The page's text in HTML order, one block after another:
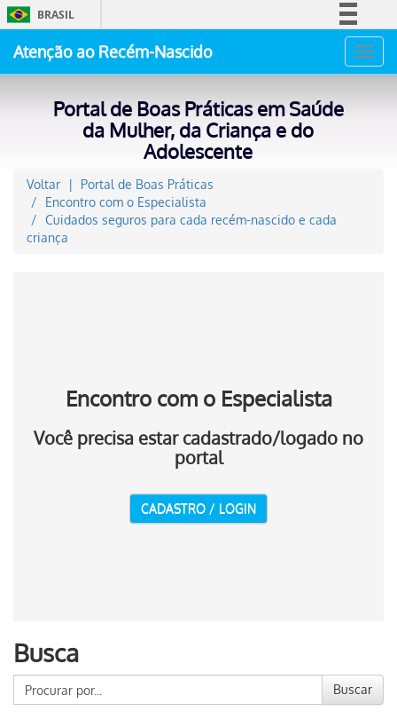
BRASIL
Acesso à informação
Atenção ao Recém-Nascido
Portal de Boas Práticas em Saúde
da Mulher, da Criança e do
Adolescente
Voltar
Portal de Boas Práticas
Encontro com o Especialista
Cuidados seguros para cada recém-nascido e cada
criança
Encontro com o Especialista
Você precisa estar cadastrado/logado no
portal
CADASTRO / LOGIN
Busca
Buscar